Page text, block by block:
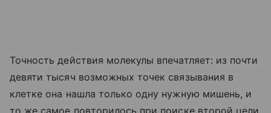
Точность действия молекулы впечатляет: из почти
девяти тысяч возможных точек связывания в
клетке она нашла только одну нужную мишень, и